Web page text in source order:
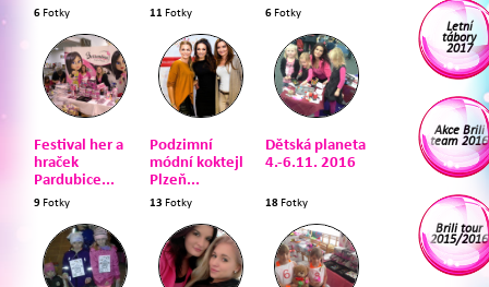
Letní
tábory
2017
Akce Brili
team 2016
Brili tour
2015/2016
6 Fotky 11 Fotky 6Fotky
Festival her a
hraček
Pardubice...
9 Fotky
Podzimní
módní koktejl
Plzeň...
13 Fotky
Dětská planeta
4.-6.11. 2016
18Fotky